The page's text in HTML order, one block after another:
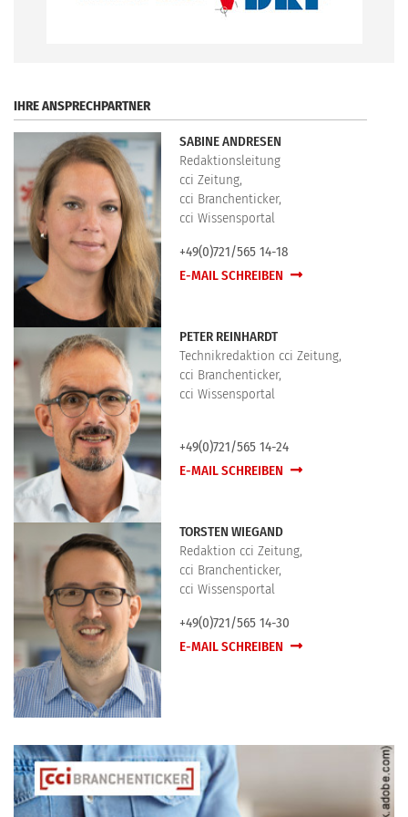
IHRE ANSPRECHPARTNER
SABINE ANDRESEN
Redaktionsleitung
cci Zeitung,
cci Branchenticker,
cci Wissensportal
+49(0)721/565 14-18
E-MAIL SCHREIBEN
PETER REINHARDT
Technikredaktion cci Zeitung,
cci Branchenticker,
cci Wissensportal
+49(0)721/565 14-24
E-MAIL SCHREIBEN
TORSTEN WIEGAND
Redaktion cci Zeitung,
cci Branchenticker,
cci Wissensportal
+49(0)721/565 14-30
E-MAIL SCHREIBEN